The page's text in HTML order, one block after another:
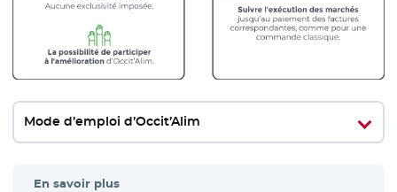
Mode d’emploi d’Occit’Alim
En savoir plus